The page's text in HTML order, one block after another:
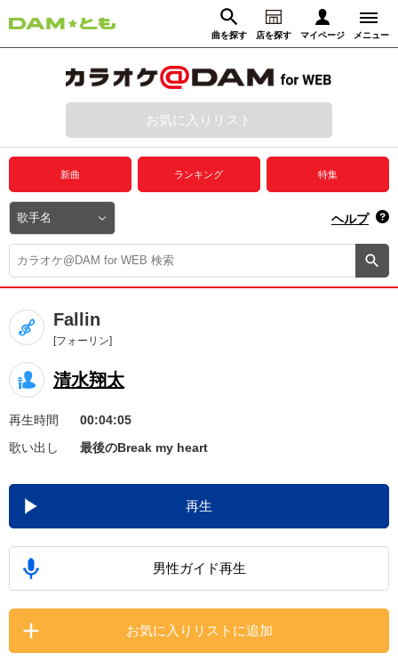
曲を探す 店を探す マイページ メニュー
動画からさがす 録音からさがす
ログイン
プレミアムサービス
DAM★とも動画
DAM★とも録音
カラオケ＠DAM
ユーザー検索
キャンペーン
お知らせ よくあるご質問
DAMの新曲・ランキングなど
カラオケ最新情報をチェック！
家族や友達と一緒に！練習にも！
お気に入りリスト
新曲 ランキング 特集
ヘルプ
Fallin
[フォーリン]
清水翔太
再生時間
00:04:05
歌い出し
最後のBreak my heart
再生
男性ガイド再生
お気に入りリストに追加